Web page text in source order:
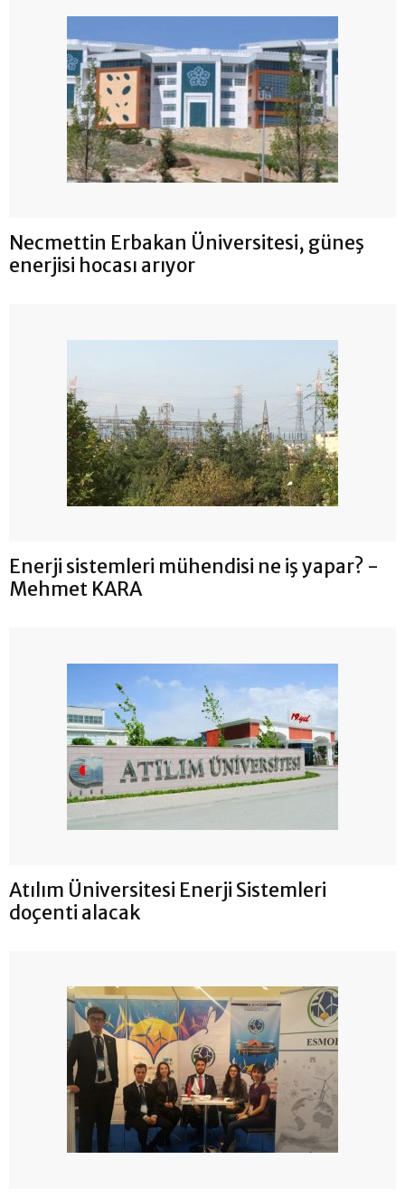
Necmettin Erbakan Üniversitesi, güneş
enerjisi hocası arıyor
Enerji sistemleri mühendisi ne iş yapar? -
Mehmet KARA
Atılım Üniversitesi Enerji Sistemleri
doçenti alacak